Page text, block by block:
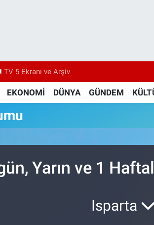
TV 5 Ekranı ve Arşiv
EKONOMİ DÜNYA GÜNDEM
Yarın ve 1
Isparta